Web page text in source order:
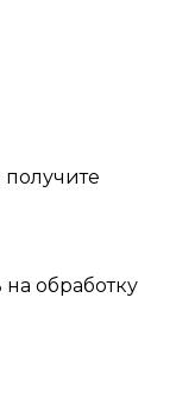
обработку